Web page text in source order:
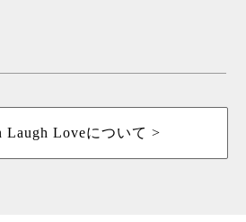
Laugh Loveについて >